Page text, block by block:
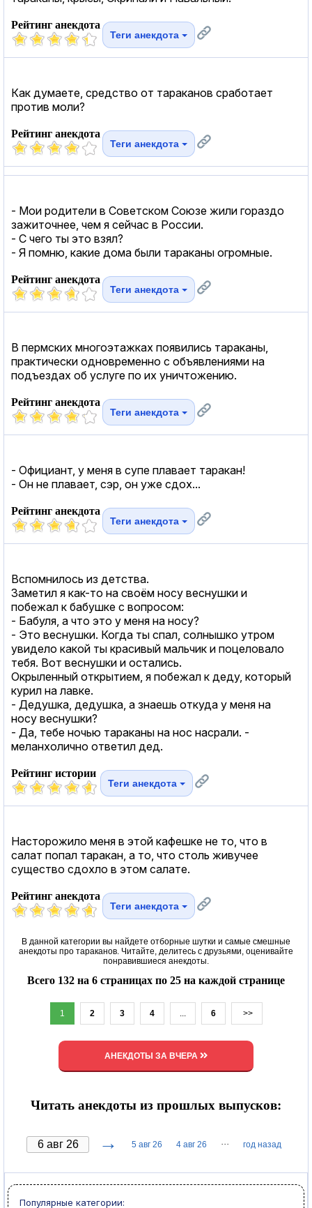
Рейтинг анекдота
Теги анекдота
Как думаете, средство от тараканов сработает
против моли?
Рейтинг анекдота
Теги анекдота
- Мои родители в Советском Союзе жили гораздо
зажиточнее, чем я сейчас в России.
- С чего ты это взял?
- Я помню, какие дома были тараканы огромные.
Рейтинг анекдота
Теги анекдота
В пермских многоэтажках появились тараканы,
практически одновременно с объявлениями на
подъездах об услуге по их уничтожению.
Рейтинг анекдота
Теги анекдота
- Официант, у меня в супе плавает таракан!
- Он не плавает, сэр, он уже сдох...
Рейтинг анекдота
Теги анекдота
Вспомнилось из детства.
Заметил я как-то на своём носу веснушки и
побежал к бабушке с вопросом:
- Бабуля, а что это у меня на носу?
- Это веснушки. Когда ты спал, солнышко утром
увидело какой ты красивый мальчик и поцеловало
тебя. Вот веснушки и остались.
Окрыленный открытием, я побежал к деду, который
курил на лавке.
- Дедушка, дедушка, а знаешь откуда у меня на
носу веснушки?
- Да, тебе ночью тараканы на нос насрали. -
меланхолично ответил дед.
Рейтинг истории
Теги анекдота
Насторожило меня в этой кафешке не то, что в
салат попал таракан, а то, что столь живучее
существо сдохло в этом салате.
Рейтинг анекдота
Теги анекдота
В данной категории вы найдете отборные шутки и самые смешные
анекдоты про тараканов. Читайте, делитесь с друзьями, оценивайте
понравившиеся анекдоты.
Всего 132 на 6 страницах по 25 на каждой странице
1 2 3 4 ... 6 >>
АНЕКДОТЫ ЗА ВЧЕРА
Читать анекдоты из прошлых выпусков:
→ 5 авг 26 4 авг 26 ··· год назад
Популярные категории: